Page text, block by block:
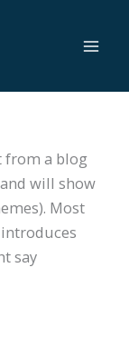
from a blog
will show
Most
say